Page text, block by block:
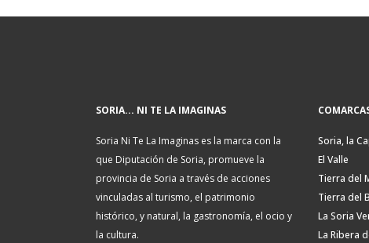
SORIA... NI TE LA IMAGINAS
Soria Ni Te La Imaginas es la marca con la
que Diputación de Soria, promueve la
provincia de Soria a través de acciones
vinculadas al turismo, el patrimonio
histórico, y natural, la gastronomía, el ocio y
la cultura.
Soria, la
El Valle
Tierra del
Tierra del
La Soria
La Ribera